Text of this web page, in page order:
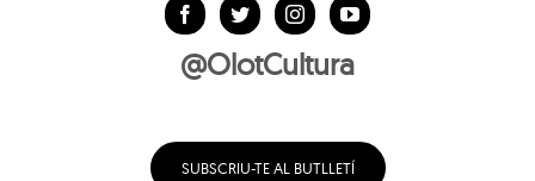
@OlotCultura
SUBSCRIU-TE AL BUTLLETÍ